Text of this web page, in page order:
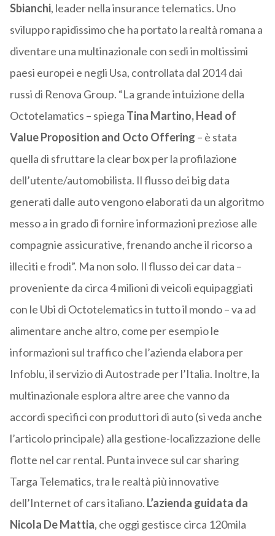
Sbianchi, leader nella insurance telematics. Uno
sviluppo rapidissimo che ha portato la realtà romana a
diventare una multinazionale con sedi in moltissimi
paesi europei e negli Usa, controllata dal 2014 dai
russi di Renova Group. “La grande intuizione della
Octotelamatics – spiega Tina Martino, Head of
Value Proposition and Octo Offering – è stata
quella di sfruttare la clear box per la profilazione
dell’utente/automobilista. Il flusso dei big data
generati dalle auto vengono elaborati da un algoritmo
messo a in grado di fornire informazioni preziose alle
compagnie assicurative, frenando anche il ricorso a
illeciti e frodi”. Ma non solo. Il flusso dei car data –
proveniente da circa 4 milioni di veicoli equipaggiati
con le Ubi di Octotelematics in tutto il mondo – va ad
alimentare anche altro, come per esempio le
informazioni sul traffico che l’azienda elabora per
Infoblu, il servizio di Autostrade per l’Italia. Inoltre, la
multinazionale esplora altre aree che vanno da
accordi specifici con produttori di auto (si veda anche
l’articolo principale) alla gestione-localizzazione delle
flotte nel car rental. Punta invece sul car sharing
Targa Telematics, tra le realtà più innovative
dell’Internet of cars italiano. L’azienda guidata da
Nicola De Mattia, che oggi gestisce circa 120mila